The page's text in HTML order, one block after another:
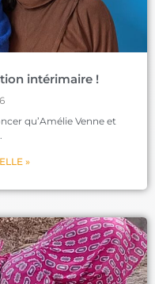
intérimaire !
qu’Amélie Venne et
»